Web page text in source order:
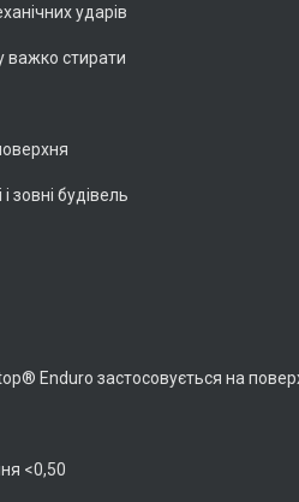
ударів
важко стирати
зовні будівель
Enduro застосовується на
<0,50